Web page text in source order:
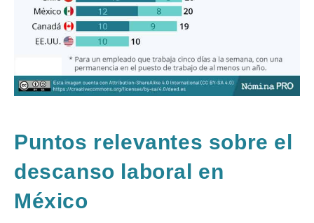
Puntos relevantes sobre el
descanso laboral en
México